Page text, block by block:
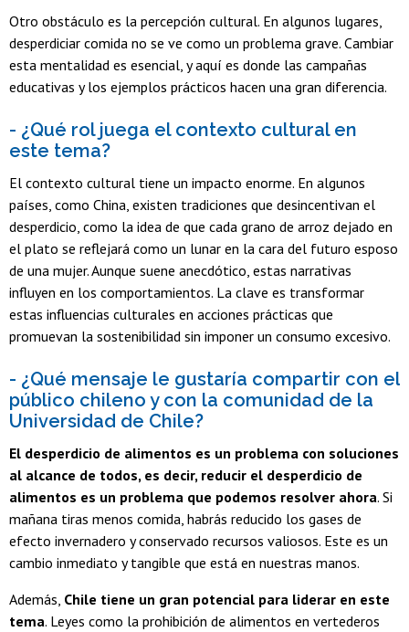
Otro obstáculo es la percepción cultural. En algunos lugares,
desperdiciar comida no se ve como un problema grave. Cambiar
esta mentalidad es esencial, y aquí es donde las campañas
educativas y los ejemplos prácticos hacen una gran diferencia.
- ¿Qué rol juega el contexto cultural en
este tema?
El contexto cultural tiene un impacto enorme. En algunos
países, como China, existen tradiciones que desincentivan el
desperdicio, como la idea de que cada grano de arroz dejado en
el plato se reflejará como un lunar en la cara del futuro esposo
de una mujer. Aunque suene anecdótico, estas narrativas
influyen en los comportamientos. La clave es transformar
estas influencias culturales en acciones prácticas que
promuevan la sostenibilidad sin imponer un consumo excesivo.
- ¿Qué mensaje le gustaría compartir con el
público chileno y con la comunidad de la
Universidad de Chile?
El desperdicio de alimentos es un problema con soluciones
al alcance de todos, es decir, reducir el desperdicio de
alimentos es un problema que podemos resolver ahora. Si
mañana tiras menos comida, habrás reducido los gases de
efecto invernadero y conservado recursos valiosos. Este es un
cambio inmediato y tangible que está en nuestras manos.
Además, Chile tiene un gran potencial para liderar en este
tema. Leyes como la prohibición de alimentos en vertederos